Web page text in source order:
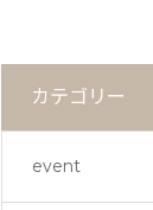
カテゴリー
event